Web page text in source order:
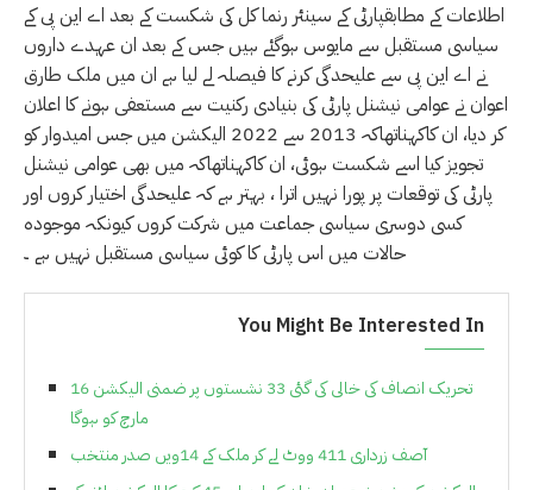
اطلاعات کے مطابقپارٹی کے سینئر رنما کل کی شکست کے بعد اے این پی کے
سیاسی مستقبل سے مایوس ہوگئے ہیں جس کے بعد ان عہدے داروں
نے اے این پی سے علیحدگی کرنے کا فیصلہ لے لیا ہے ان میں ملک طارق
اعوان نے عوامی نیشنل پارٹی کی بنیادی رکنیت سے مستعفی ہونے کا اعلان
کر دیا، ان کاکہناتھاکہ 2013 سے 2022 الیکشن میں جس امیدوار کو
تجویز کیا اسے شکست ہوئی، ان کاکہناتھاکہ میں بھی عوامی نیشنل
پارٹی کی توقعات پر پورا نہیں اترا ، بہتر ہے کہ علیحدگی اختیار کروں اور
کسی دوسری سیاسی جماعت میں شرکت کروں کیونکہ موجودہ
حالات میں اس پارٹی کا کوئی سیاسی مستقبل نہیں ہے ۔
You Might Be Interested In
تحریک انصاف کی خالی کی گئی 33 نشستوں پر ضمنی الیکشن 16
مارچ کو ہوگا
آصف زرداری 411 ووٹ لے کر ملک کے 14ویں صدر منتخب